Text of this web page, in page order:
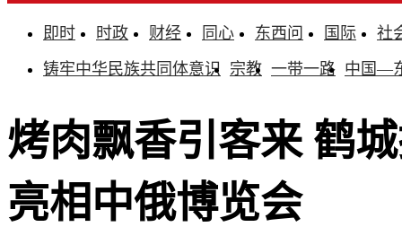
即时 时政 财经 同心 东西问 国际
社
铸牢中华民族共同体意识 宗教 一带一路 中国—
烤肉飘香引客来 鹤
亮相中俄博览会